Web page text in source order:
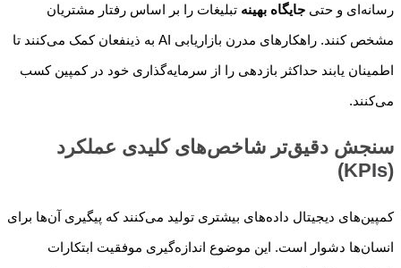
رسانه‌ای و حتی جایگاه بهینه تبلیغات را بر اساس رفتار مشتریان
مشخص کنند. راهکارهای مدرن بازاریابی AI به ذینفعان کمک می‌کنند تا
اطمینان یابند حداکثر بازدهی را از سرمایه‌گذاری خود در کمپین کسب
می‌کنند.
سنجش دقیق‌تر شاخص‌های کلیدی عملکرد
(KPIs)
کمپین‌های دیجیتال داده‌های بیشتری تولید می‌کنند که پیگیری آن‌ها برای
انسان‌ها دشوار است. این موضوع اندازه‌گیری موفقیت ابتکارات